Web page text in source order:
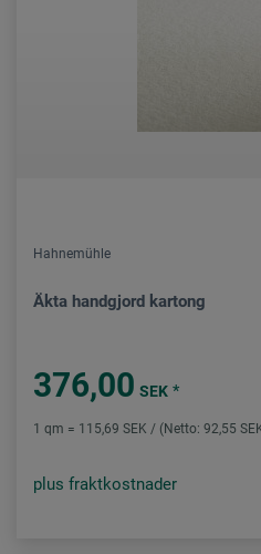
Hahnemühle
Äkta handgjord kartong
376,00 SEK *
1 qm = 115,69 SEK / (Netto: 92,55
plus fraktkostnader